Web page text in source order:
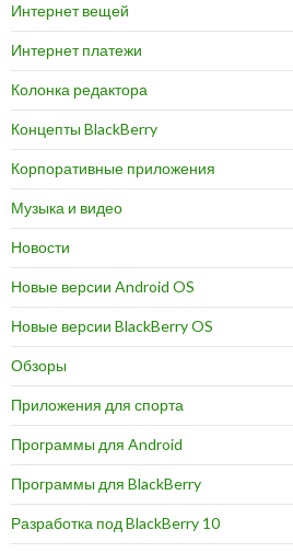
Интернет вещей
Интернет платежи
Колонка редактора
Концепты BlackBerry
Корпоративные приложения
Музыка и видео
Новости
Новые версии Android OS
Новые версии BlackBerry OS
Обзоры
Приложения для спорта
Программы для Android
Программы для BlackBerry
Разработка под BlackBerry 10